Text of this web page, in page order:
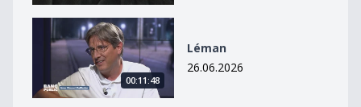
Léman
00:11:48
Léman
26.06.2026